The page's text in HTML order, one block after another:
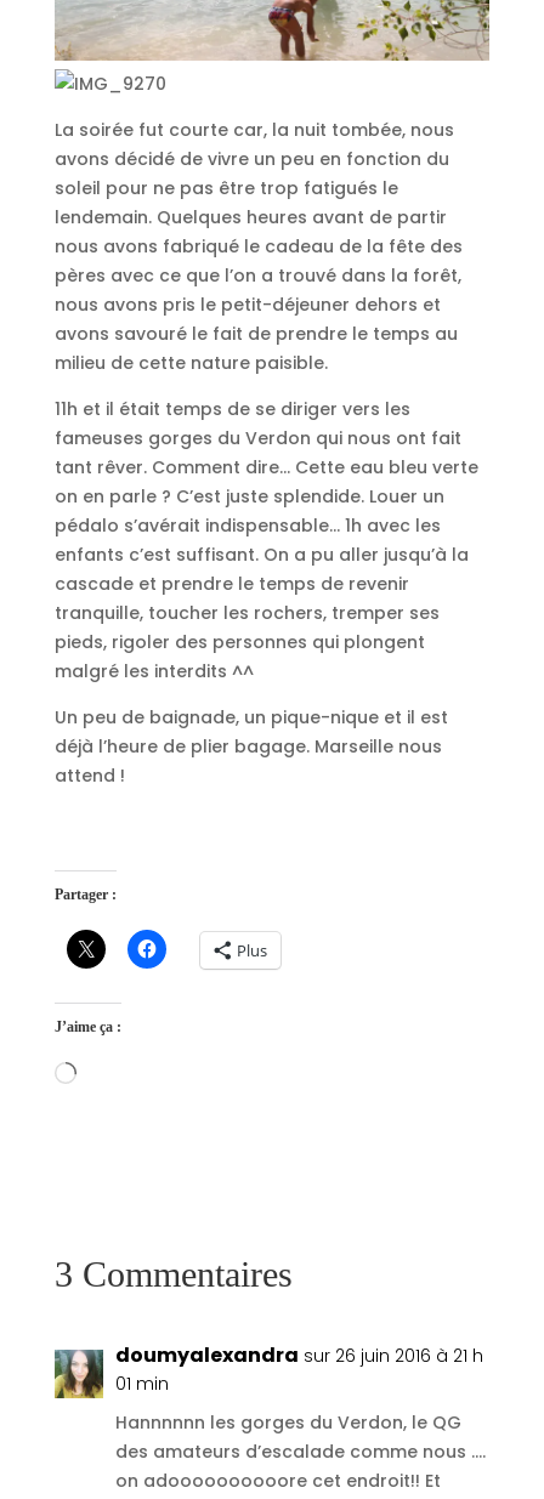
La soirée fut courte car, la nuit tombée, nous
avons décidé de vivre un peu en fonction du
soleil pour ne pas être trop fatigués le
lendemain. Quelques heures avant de partir
nous avons fabriqué le cadeau de la fête des
pères avec ce que l’on a trouvé dans la forêt,
nous avons pris le petit-déjeuner dehors et
avons savouré le fait de prendre le temps au
milieu de cette nature paisible.
11h et il était temps de se diriger vers les
fameuses gorges du Verdon qui nous ont fait
tant rêver. Comment dire… Cette eau bleu verte
on en parle ? C’est juste splendide. Louer un
pédalo s’avérait indispensable… 1h avec les
enfants c’est suffisant. On a pu aller jusqu’à la
cascade et prendre le temps de revenir
tranquille, toucher les rochers, tremper ses
pieds, rigoler des personnes qui plongent
malgré les interdits ^^
Un peu de baignade, un pique-nique et il est
déjà l’heure de plier bagage. Marseille nous
attend !
Partager :
Plus
J’aime ça :
Chargement…
3 Commentaires
doumyalexandra sur 26 juin 2016 à 21 h
01 min
Hannnnnn les gorges du Verdon, le QG
des amateurs d’escalade comme nous ….
on adoooooooooore cet endroit!! Et